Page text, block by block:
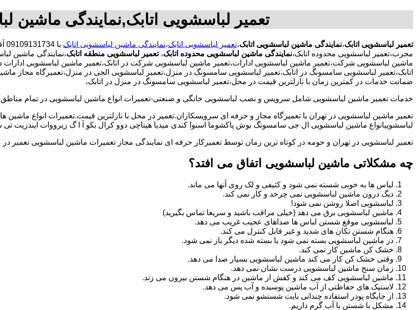
تعمیر لباسشویی اتابک,نمایندگی ماشین
تعمیر لباسشویی اتابک،نمایندگی ماشین لباسشویی اتابک،تعمیر لباسشویی اتابک،نمایندگی ماشین لباسشویی اتابک
مجرب،تعمیر لباسشویی محدوده اتابک،نمایندگی ماشین لباسشویی محدوده اتابک، تعمیر لباسشویی منطقه اتابک،نمایندگی ماشین
ماشین لباسشویی شرکت،تعمیر ماشین لباسشویی ادارات،تعمیر ماشین لباسشویی شرکت در اتابک،تعمیر ماشین لباسشویی ادارات در
اتابک،تعمیر لباسشویی سامسونگ در اتابک،تعمیر لباسشویی سامسونگ در منزل،تعمیر لباسشویی الجی در منزل،تعمیرگاه مجاز
ضمانت خدمات در کمترین زمان با نازلترین قیمت در محل،تعمیر لباسشویی سامسونگ در منزل در اتابک،
خدمات تعمیر ماشین لباسشویی شامل سرویس و نصب لباسشویی خانگی و صنعتی-تعمیرات انواع ماشین لباسشویی در تمام مناطق
تعمیر ماشین لباسشویی در تهران با تعمیرگاه مجاز و حرفه ای سرویسکاران.تعمیر در محل با نازلترین قیمت.تعمیرات انواع ماشین
لباسشوییانواع ماشین لباسشویی ال جی سامسونگ بوش پاکشوما اسنوا کندی میدیا هیتاچی دوو کرال بکو آ ا گ زیرووات ایندزیت
تعمیر لباسشویی در تهران و حومه در کوتاه ترین زمان توسط تعمیرکار حرفه ای نمایندگی مجاز تعمیرات ماشین لباسشویی
چه مشکلاتی ماشین لباسشویی اتفاق می افتد؟
لباس ها به خوبی شسته نمی شود و کثیفی و لک روی آنها می ماند.
دیگ درون ماشین لباسشویی نمی چرخد و کار نمی کند.
لباسشویی اصلا روشن نمی شود!
ماشین لباسشویی برق می دهد (خیلی مراقب باشید و سریعا تماس بگیرید)
لباسشویی موقع شستن لباس ها صداهای عجیب غریب می دهد.
هنگام شستن تکان های شدید و غیر قابل کنترل می کند.
در ماشین لباسشویی بسته نمی شود یا بسته شده دیگر باز نمی شود.
خشک کن ماشین کار نمی کند.
وقتی خشک کن کار می کند ماشین لباسشویی بسیار صدا می دهد.
زمان سنج ماشین لباسشویی درست نشان نمی دهد.
ماشین لباسشویی کف می کند و کفش از ماشین در هنگام شستن بیرون می زند.
لاستیک های حفاظتی از آب ماشین پوسیده و آب پس می دهد.
از جایگاه پودر استفاده چندانی بابت شستشو نمی شود.
مشکل با شستن با آب گرم داریم.